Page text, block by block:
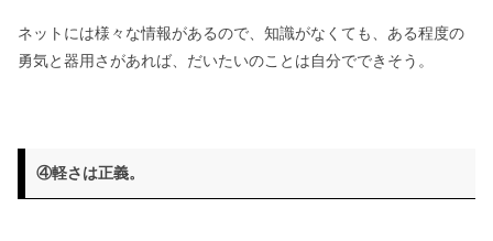
ネットには様々な情報があるので、知識がなくても、ある程度の
勇気と器用さがあれば、だいたいのことは自分でできそう。
④軽さは正義。